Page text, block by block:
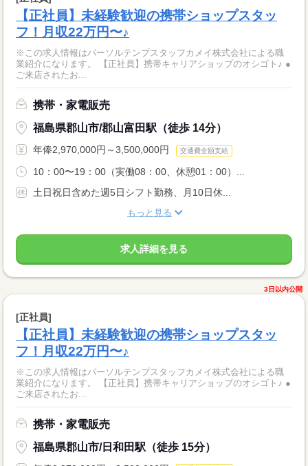
【正社員】未経験歓迎の携帯ショップスタッ
フ！月収22万円〜♪
※この求人情報はパーソルテンプスタッフカメイ株式会社による職
業紹介になります。 【正社員】携帯キャリアショップのオシゴト♪ ●
ご来店されたお...
携帯・家電販売
福島県郡山市/郡山富田駅（徒歩 14分）
年俸2,970,000円～3,500,000円 交通費全額支給
10：00〜19：00（実働08：00、休憩01：00）...
土日祝日含めた週5日シフト勤務、月10日休...
もっと見る
求人詳細を見る
3日以内公開
[正社員]
【正社員】未経験歓迎の携帯ショップスタッ
フ！月収22万円〜♪
※この求人情報はパーソルテンプスタッフカメイ株式会社による職
業紹介になります。 【正社員】携帯キャリアショップのオシゴト♪ ●
ご来店されたお...
携帯・家電販売
福島県郡山市/日和田駅（徒歩 15分）